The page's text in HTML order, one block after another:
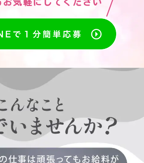
お気軽にしてください